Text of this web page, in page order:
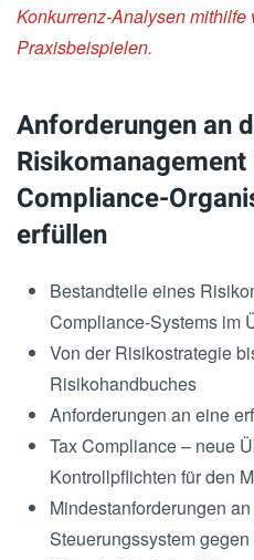
Konkurrenz-Analysen
Praxisbeispielen.
Anforderungen an
Compliance-
erfüllen
Bestandteile eines
Compliance-Systems im
Von der Risikostrategie
Risikohandbuches
Anforderungen an eine
Tax Compliance – neue
Kontrollpflichten für den
Mindestanforderungen
Steuerungssystem